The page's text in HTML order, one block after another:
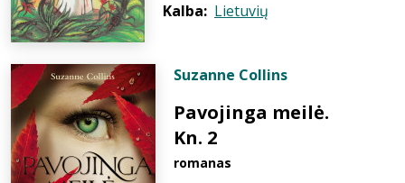
Kalba: Lietuvių
Suzanne Collins
Pavojinga meilė.
Kn. 2
romanas